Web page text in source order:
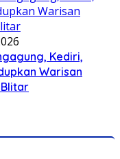
Kediri,
Warisan